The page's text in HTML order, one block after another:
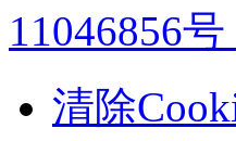
11046856号
清除